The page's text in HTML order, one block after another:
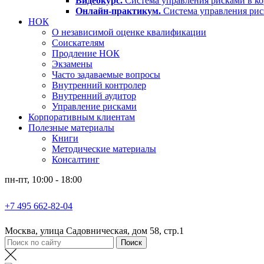
Онлайн-практикум. Система управления
НОК
О независимой оценке квалификации
Соискателям
Продление НОК
Экзамены
Часто задаваемые вопросы
Внутренний контролер
Внутренний аудитор
Управление рисками
Корпоративным клиентам
Полезные материалы
Книги
Методические материалы
Консалтинг
пн-пт, 10:00 - 18:00
+7 495 662-82-04
Москва, улица Садовническая, дом 58, стр.1